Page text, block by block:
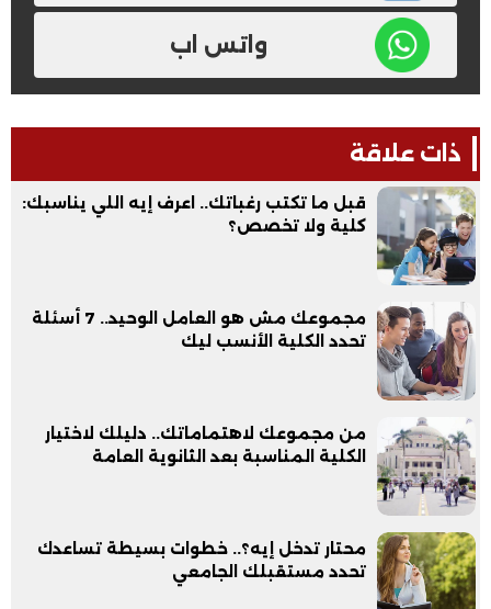
واتس اب
ذات علاقة
قبل ما تكتب رغباتك.. اعرف إيه اللي يناسبك:
كلية ولا تخصص؟
مجموعك مش هو العامل الوحيد.. 7 أسئلة
تحدد الكلية الأنسب ليك
من مجموعك لاهتماماتك.. دليلك لاختيار
الكلية المناسبة بعد الثانوية العامة
محتار تدخل إيه؟.. خطوات بسيطة تساعدك
تحدد مستقبلك الجامعي